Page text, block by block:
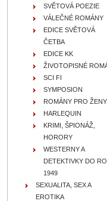
SVĚTOVÁ POEZIE
VÁLEČNÉ ROMÁNY
EDICE SVĚTOVÁ
ČETBA
EDICE KK
ŽIVOTOPISNÉ
SCI FI
SYMPOSION
ROMÁNY PRO ŽENY
HARLEQUIN
KRIMI, ŠPIONÁŽ,
HORORY
WESTERNY A
DETEKTIVKY DO
1949
SEXUALITA, SEX A
EROTIKA